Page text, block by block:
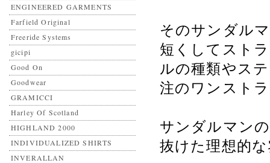
ENGINEERED GARMENTS
Farfield Original
Freeride Systems
gicipi
Good On
Goodwear
GRAMICCI
Harley Of Scotland
HIGHLAND 2000
INDIVIDUALIZED SHIRTS
INVERALLAN
そのサンダル
短くしてスト
ルの種類やス
注のワンスト
サンダルマン
抜けた理想的